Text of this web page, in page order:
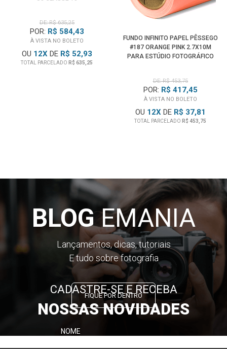
DE: R$ 635,25
POR: R$ 584,43
À VISTA NO BOLETO
OU 12XDE R$ 52,93
TOTAL PARCELADO R$ 635,25
FUNDO INFINITO PAPEL PÊSSEGO
#187 ORANGE PINK 2.7X10M
PARA ESTÚDIO FOTOGRÁFICO
DE: R$ 453,75
POR: R$ 417,45
À VISTA NO BOLETO
OU 12XDE R$ 37,81
TOTAL PARCELADO R$ 453,75
BLOGEMANIA
Lançamentos, dicas, tutoriais
E tudo sobre fotografia
FIQUE POR DENTRO
CADASTRE-SE E RECEBA
NOSSAS NOVIDADES